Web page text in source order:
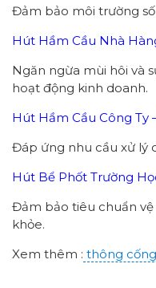
Đảm bảo môi trường
Hút Hầm Cầu Nhà
Ngăn ngừa mùi hôi và
hoạt động kinh doanh.
Hút Hầm Cầu Công Ty
Đáp ứng nhu cầu xử lý
Hút Bể Phốt Trường
Đảm bảo tiêu chuẩn
khỏe.
Xem thêm : thông